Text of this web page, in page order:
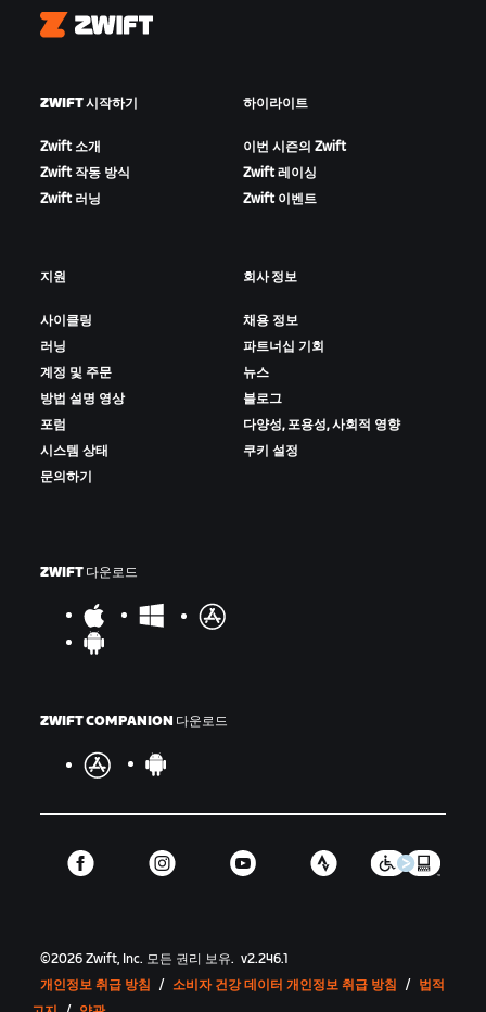
Zwift
ZWIFT 시작하기
Zwift 소개
Zwift 작동 방식
Zwift 러닝
하이라이트
이번 시즌의 Zwift
Zwift 레이싱
Zwift 이벤트
지원
사이클링
러닝
계정 및 주문
방법 설명 영상
포럼
시스템 상태
문의하기
회사 정보
채용 정보
파트너십 기회
뉴스
블로그
다양성, 포용성, 사회적 영향
쿠키 설정
ZWIFT 다운로드
ZWIFT COMPANION 다운로드
©2026 Zwift, Inc. 모든 권리 보유. v2.246.1
개인정보 취급 방침
/ 소비자 건강 데이터 개인정보 취급 방침 / 법적